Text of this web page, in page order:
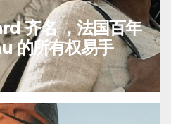
齐名 ，法国百年
的所有权易手